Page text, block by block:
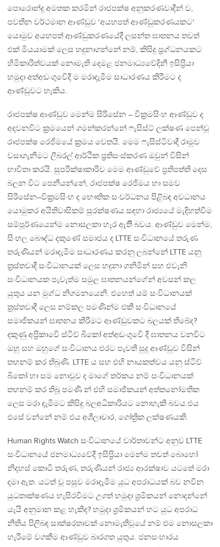
පොරොන්දු අමතක කරමින් රාජපක්ෂ අනුකරණවාදීන් ව,
පවතින වර්ථමාන ආණ්ඩුව ‘අයහපත් ආණ්ඩුකරණයකට‘
යොමුව අයහපත් ආණ්ඩුකරණයේදී ලසන්ත ඝාතනය තවත්
එක් මියයාමක් ලෙස හදුනාගන්නේ නම්, කිසිදු ප‍්‍රග්ධනයකට
හිමිකාරිත්වයක් නොමැති දෙමළ ජනමාධ්‍යවේදිනී ඉසිප‍්‍රියා
හමුදා අත්අඩංගුවෙිදී ම මරාදැමීම සාධාරණය කිරීමට ද
ආණ්ඩුවට හැකිය.
රාජපක්ෂ ආණ්ඩුව මෙන්ම සිරිසේන – වික‍්‍රමසිංහ ආණ්ඩුව ද
අදවනවිට ක්‍රමයෙන් ගමන්කරන්නේ ෆැසිස්ට් ලක්ෂණ පෙන්වූ
රාජපක්ෂ රෙජීමයේ ක්‍රමය වෙතයි. මෙම ෆැසිස්ටිවාදී රාමුව
වසාගැනීමට ලිබරල් ආර්ථික ප‍්‍රතිසංස්කරණ ඔවුන් විසින්
භාවිතා කරයි. සුපරික්ෂාකාරිව මෙම ආණ්ඩුවේ ප‍්‍රතිපත්ති දෙස
බලන විට පෙනීයන්නේ, රාජපක්ෂ රෙජිමය හා සමව
සිරිසේන–වික‍්‍රමසිංහ ද භෞතික සංවර්ධනය පිළිබඳ අවධානය
යොමුකර අයිතිවාසිකම් සුරක්ෂණය සඳහා රාජ්‍යයේ මැදිහත්වීම
සම්පූර්ණයෙන්ම නොසලකා හැර ඇතිි බවය. ආණ්ඩුව මෙන්ම,
සිංහල බෞද්ධ දකුණේ සමාජය ද LTTE සංවිධානයේ තරුණ
තරුණියන් මරාදැමීම සාධාරණය කරනු ලබන්නේ LTTE යනු
ත‍්‍රස්තවාදී සංවිධානයක් ලෙස හදුනා ගනිමින් සහ එවැනි
සංවිධානයක පැවැත්ම සමුල ඝාතනයන්ගේන් අවසන් කල
යුතුය යන මුග්ධ නිගමනයෙනි. එහෙත් යම් සංවිධානයක්
ත‍්‍රස්තවාදී ලෙස නම්කල පමණින්ම එකී සංවිධානයේ
සමාජිකයන් ඝාතනය කිරීමට ආණ්ඩුවකට බලයක් තිබේද?
දකුණු අප‍්‍රිකාවෙි ස්ටීව් බිකෝ අත්අඩංගුවෙි දී ඝාතනය වනවිට
ඔහු සහ ඔහුගේ සංවිධානය එරට පැවති සුදු ආණ්ඩුව විසින්
තහනම් කර තිබුණි. LTTE ය සහ එහි නායකත්වය යනු ස්ටීව්
බිකෝ හා සම නොවුව ද මාගේ තර්කය නම් සංවිධානයක්
තහනම් කර තිබූ පමණි න් එහි සමාජිකයන් අත්තනෝමතික
ලෙස මරා දැමීමට කිසිදු බලඅධිකාරියට නොහැකි බවය.එය
එසේ වන්නේ නම් එය අශීලාචාර, ගෝත්‍රික ලක්ෂණයකි.
Human Rights Watch සංවිධානයේ වාර්තාවන්ට අනුව LTTE
සංවිධානයේ ජනමාධ්‍යවේදී ඉසිප‍්‍රියා මෙන්ම තවත් බොහෝ
නිදහස් කොටි තරුණ, තරුණියන් රාජ්‍ය ආරක්ෂාව යටතේ මරා
දමා ඇත. යටත් වූ පසුව මරාදැමීම යුධ අපරාධයක් බව නවීන
යුධතාක්ෂණය හැසිරවීමට උගත් හමුදා ශ‍්‍රමිකයන් නොදන්නේ
යැයි අනුමාන කළ හැකිද? හමුදා ශ‍්‍රමිකයන් හට යුධ අපරාධ
නීතිය පිලිබඳ සාක්ෂරතාවක් නොමැතිවූයේ නම් එම නොසලකා
හැරීමේ වගකීම ආණ්ඩුව බාරගත යුතුය. ජනසංහාරය